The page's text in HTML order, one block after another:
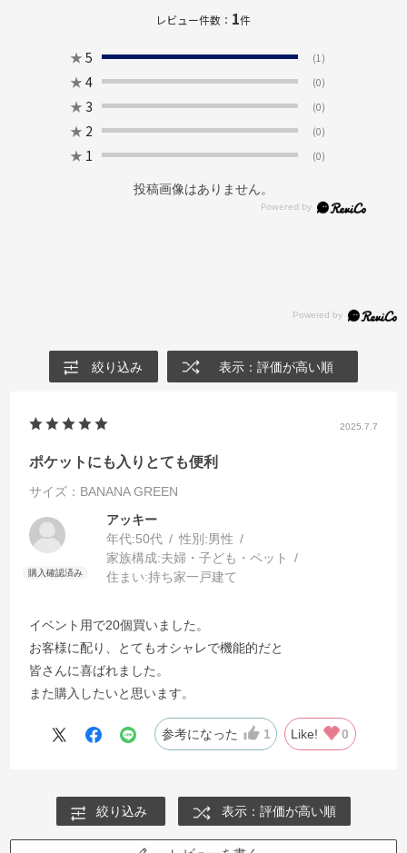
レビュー件数： 1件
★ 5 (1)
★ 4 (0)
★ 3 (0)
★ 2 (0)
★ 1 (0)
投稿画像はありません。
絞り込み 表示：評価が高い順
2025.7.7
ポケットにも入りとても便利
サイズ：BANANA GREEN
アッキー
年代:50代 性別:男性
家族構成:夫婦・子ども・ペット
住まい:持ち家一戸建て
イベント用で20個買いました。
お客様に配り、とてもオシャレで機能的だと
皆さんに喜ばれました。
また購入したいと思います。
参考になった 1 Like! 0
絞り込み 表示：評価が高い順